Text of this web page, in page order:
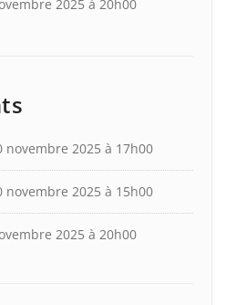
2025 à 20h00
novembre 2025 à 17h00
novembre 2025 à 15h00
2025 à 20h00